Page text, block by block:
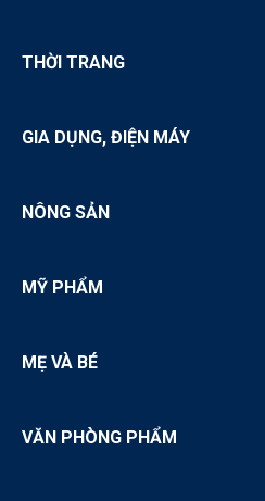
THỜI TRANG
GIA DỤNG, ĐIỆN MÁY
NÔNG SẢN
MỸ PHẨM
MẸ VÀ BÉ
VĂN PHÒNG PHẨM